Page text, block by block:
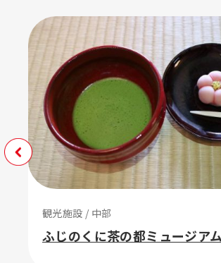
観光施設 / 中部
ふじのくに茶の都ミュージアム